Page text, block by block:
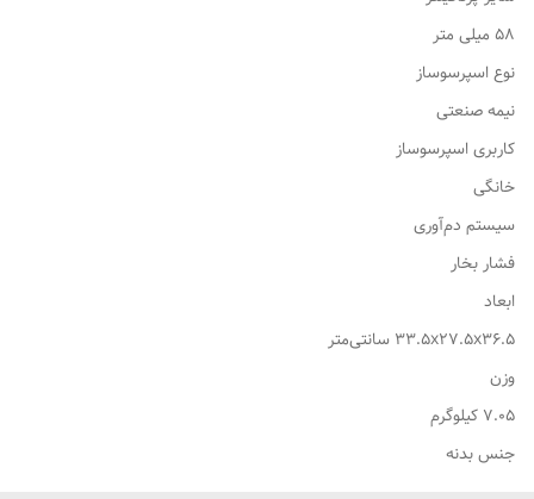
58 میلی متر
نوع اسپرسوساز
نیمه صنعتی
کاربری اسپرسوساز
خانگی
سیستم دم‌آوری
فشار بخار
ابعاد
33.5x27.5x36.5 سانتی‌متر
وزن
7.05 کیلوگرم
جنس بدنه